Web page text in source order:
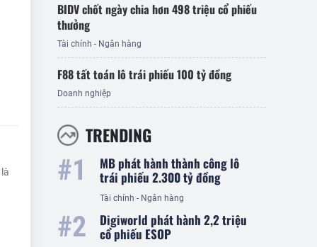
BIDV chốt ngày chia hơn 498 triệu cổ phiếu
thưởng
Tài chính - Ngân hàng
F88 tất toán lô trái phiếu 100 tỷ đồng
Doanh nghiệp
TRENDING
MB phát hành thành công lô
trái phiếu 2.300 tỷ đồng
Tài chính - Ngân hàng
Digiworld phát hành 2,2 triệu
cổ phiếu ESOP